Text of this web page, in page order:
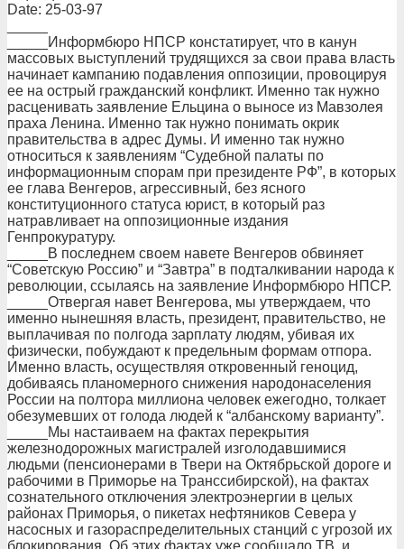
Date: 25-03-97
_____Информбюро НПСР констатирует, что в канун
массовых выступлений трудящихся за свои права власть
начинает кампанию подавления оппозиции, провоцируя
ее на острый гражданский конфликт. Именно так нужно
расценивать заявление Ельцина о выносе из Мавзолея
праха Ленина. Именно так нужно понимать окрик
правительства в адрес Думы. И именно так нужно
относиться к заявлениям “Судебной палаты по
информационным спорам при президенте РФ”, в которых
ее глава Венгеров, агрессивный, без ясного
конституционного статуса юрист, в который раз
натравливает на оппозиционные издания
Генпрокуратуру.
_____В последнем своем навете Венгеров обвиняет
“Советскую Россию” и “Завтра” в подталкивании народа к
революции, ссылаясь на заявление Информбюро НПСР.
_____Отвергая навет Венгерова, мы утверждаем, что
именно нынешняя власть, президент, правительство, не
выплачивая по полгода зарплату людям, убивая их
физически, побуждают к предельным формам отпора.
Именно власть, осуществляя откровенный геноцид,
добиваясь планомерного снижения народонаселения
России на полтора миллиона человек ежегодно, толкает
обезумевших от голода людей к “албанскому варианту”.
_____Мы настаиваем на фактах перекрытия
железнодорожных магистралей изголодавшимися
людьми (пенсионерами в Твери на Октябрьской дороге и
рабочими в Приморье на Транссибирской), на фактах
сознательного отключения электроэнергии в целых
районах Приморья, о пикетах нефтяников Севера у
насосных и газораспределительных станций с угрозой их
блокирования. Об этих фактах уже сообщало ТВ, и